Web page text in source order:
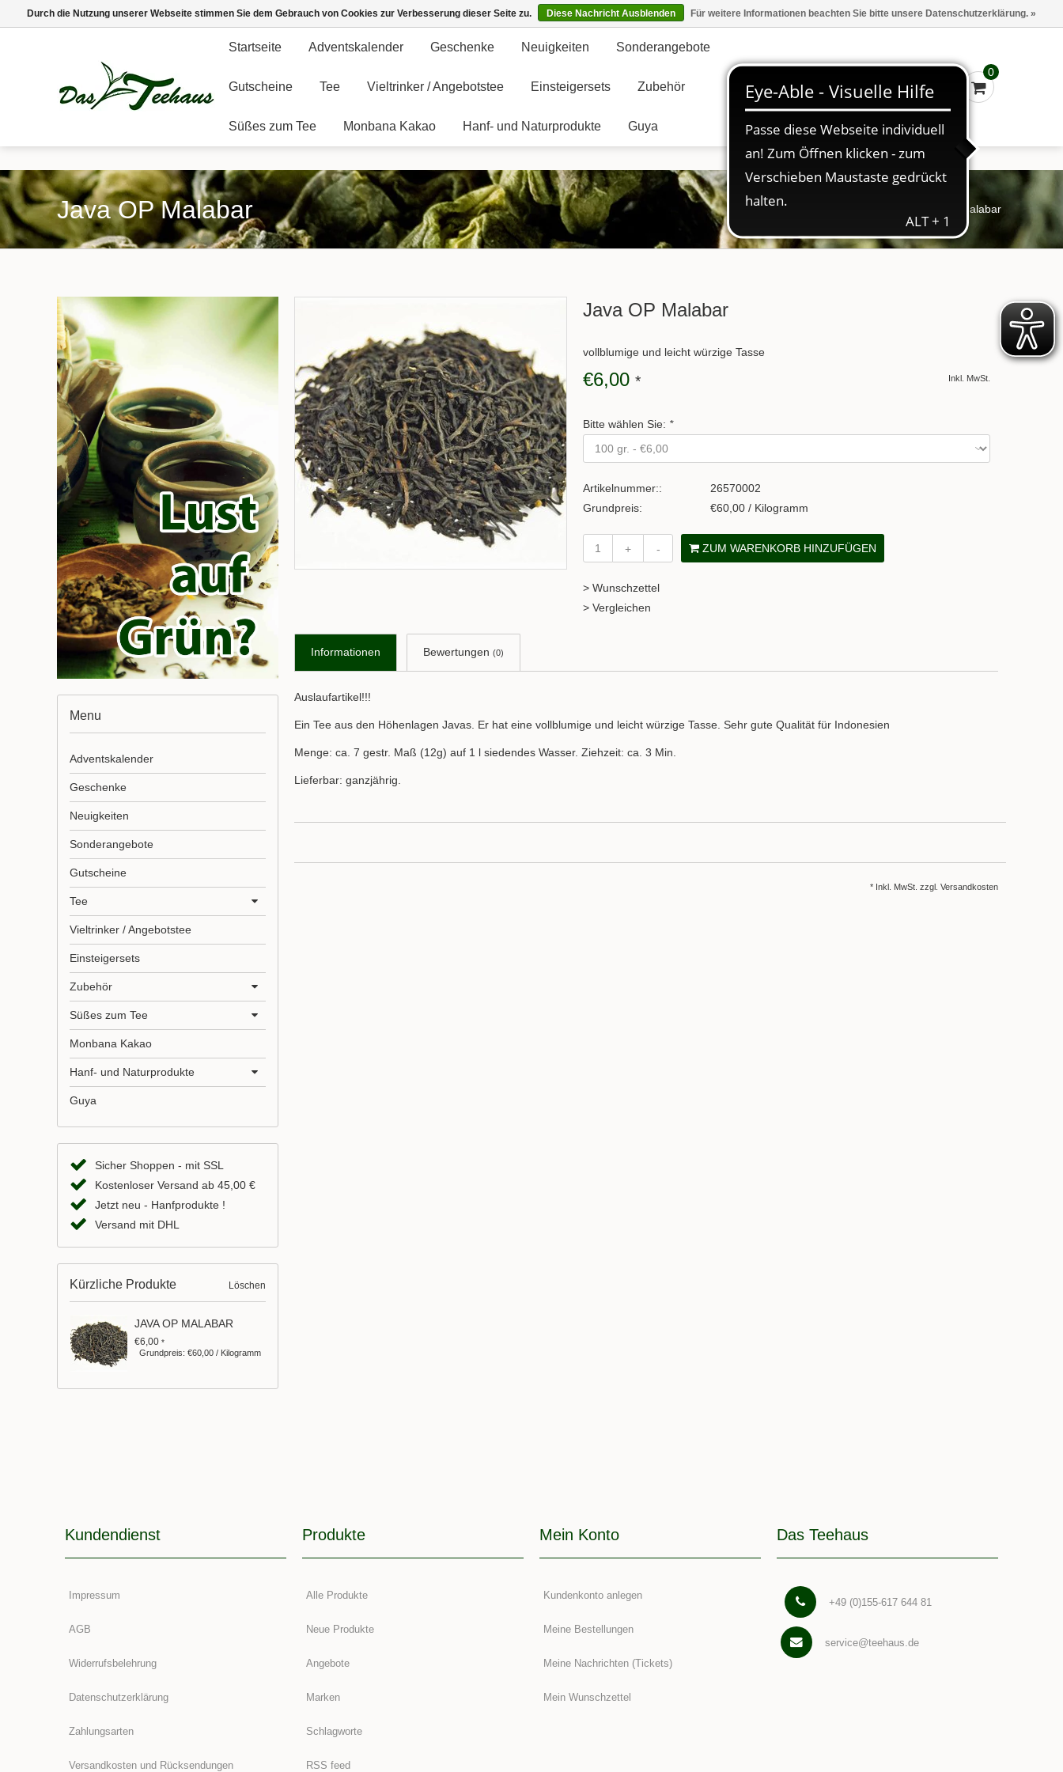
Marken Kasse - €0,00 Anmelden
Startseite Adventskalender Geschenke Neuigkeiten Sonderangebote
Gutscheine Tee Vieltrinker / Angebotstee Einsteigersets Zubehör
Süßes zum Tee Monbana Kakao Hanf- und Naturprodukte Guya
0
Java OP Malabar Java OP Malabar
Java OP Malabar
vollblumige und leicht würzige Tasse
€6,00 * Inkl. MwSt.
Bitte wählen Sie: *
Artikelnummer::
26570002
Grundpreis:
€60,00 / Kilogramm
+ - ZUM WARENKORB HINZUFÜGEN
> Wunschzettel
> Vergleichen
Informationen Bewertungen (0)
Auslaufartikel!!!
Ein Tee aus den Höhenlagen Javas. Er hat eine vollblumige und leicht würzige Tasse. Sehr gute Qualität für Indonesien
Menge: ca. 7 gestr. Maß (12g) auf 1 l siedendes Wasser. Ziehzeit: ca. 3 Min.
Lieferbar: ganzjährig.
* Inkl. MwSt. zzgl. Versandkosten
Menu
Adventskalender
Geschenke
Neuigkeiten
Sonderangebote
Gutscheine
Tee
Vieltrinker / Angebotstee
Einsteigersets
Zubehör
Süßes zum Tee
Monbana Kakao
Hanf- und Naturprodukte
Guya
Sicher Shoppen - mit SSL
Kostenloser Versand ab 45,00 €
Jetzt neu - Hanfprodukte !
Versand mit DHL
Kürzliche Produkte Löschen
JAVA OP MALABAR
€6,00*
Grundpreis: €60,00 / Kilogramm
Kundendienst
Impressum
AGB
Widerrufsbelehrung
Datenschutzerklärung
Zahlungsarten
Versandkosten und Rücksendungen
Produkte
Alle Produkte
Neue Produkte
Angebote
Marken
Schlagworte
RSS feed
Mein Konto
Kundenkonto anlegen
Meine Bestellungen
Meine Nachrichten (Tickets)
Mein Wunschzettel
Das Teehaus
+49 (0)155-617 644 81
service@teehaus.de
Durch die Nutzung unserer Webseite stimmen Sie dem Gebrauch von Cookies zur Verbesserung dieser Seite zu. Diese Nachricht Ausblenden Für weitere Informationen beachten Sie bitte unsere Datenschutzerklärung. »